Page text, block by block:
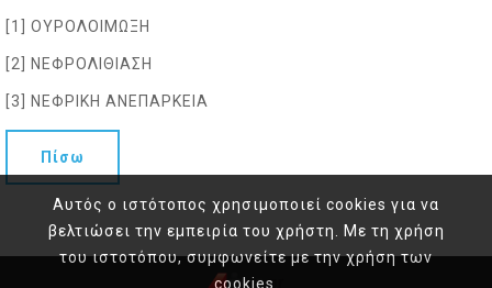
[1] ΟΥΡΟΛΟΙΜΩΞΗ
[2] ΝΕΦΡΟΛΙΘΙΑΣΗ
[3] ΝΕΦΡΙΚΗ ΑΝΕΠΑΡΚΕΙΑ
Πίσω
Αυτός ο ιστότοπος χρησιμοποιεί cookies για να
βελτιώσει την εμπειρία του χρήστη. Με τη χρήση
του ιστοτόπου, συμφωνείτε με την χρήση των
cookies.